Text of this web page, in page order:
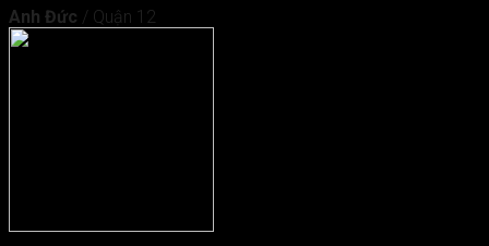
Anh Đức / Quận 12